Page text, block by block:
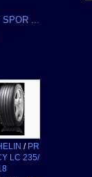
...
/ PR
LC 235/